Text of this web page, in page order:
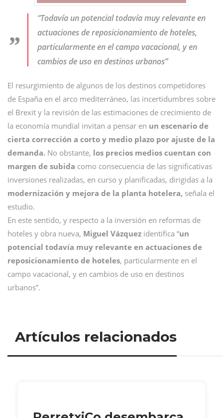
“Todavía un potencial todavía muy relevante en
actuaciones de reposicionamiento de hoteles,
particularmente en el campo vacacional, y en
cambios de uso en destinos urbanos”
El resurgimiento de algunos de los destinos competidores
de España en el arco mediterráneo, las incertidumbres sobre
el Brexit y la revisión de las estimaciones de crecimiento de
la economía mundial invitan a pensar en un escenario de
cierta corrección a corto y medio plazo por ajuste de la
demanda. No obstante, los precios medios cuentan con
margen de subida como consecuencia de las significativas
inversiones realizadas, en curso y planificadas, dirigidas a la
modernización y mejora de la planta hotelera, señala el
estudio.
En este sentido, y respecto a la inversión en reformas de
hoteles y obra nueva, Miguel Vázquez identifica “un
potencial todavía muy relevante en actuaciones de
reposicionamiento de hoteles, particularmente en el
campo vacacional, y en cambios de uso en destinos
urbanos”.
Artículos relacionados